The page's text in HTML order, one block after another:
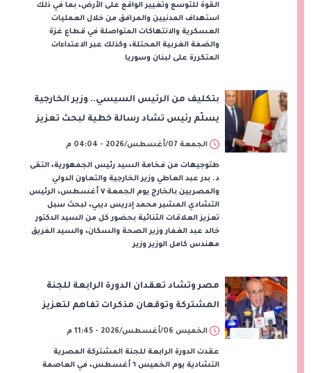
القوة للتوسع وتغيير الواقع على الأرض، بما في ذلك
استهداف المدنيين والمرافق من خلال العمليات
العسكرية والانتهاكات المتواصلة في قطاع غزة
والضفة الغربية المحتلة، وكذلك عبر الاعتداءات
المتكررة على لبنان وسوريا
بتكليف من الرئيس السيسي.. وزير الخارجية
يسلّم رئيس تشاد رسالة خطية لبحث تعزيز
الشراكة الاستراتيجية بين البلدين
الجمعة 07/أغسطس/2026 - 04:04 م
طتوجيهات من فخامة السيد رئيس الجمهورية، التقى
د. بدر عبد العاطي وزير الخارجية والتعاون الدولي
والمصريين بالخارج يوم الجمعة ٧ أغسطس، الرئيس
التشادي المشير محمد إدريس ديبي، لبحث سبل
تعزيز العلاقات الثنائية بحضور كل من السيد الدكتور
خالد عبد الغفار وزير الصحة والسكان، والسيد الفريق
مهندس كامل الوزير وزير
مصر وتشاد تعقدان الدورة الرابعة للجنة
المشتركة وتوقعان مذكرات تفاهم لتعزيز
التعاون في الصحة والنقل والتعليم والثقافة
الخميس 06/أغسطس/2026 - 11:45 م
عقدت الدورة الرابعة للجنة المشتركة المصرية
التشادية يوم الخميس ٦ أغسطس، في العاصمة